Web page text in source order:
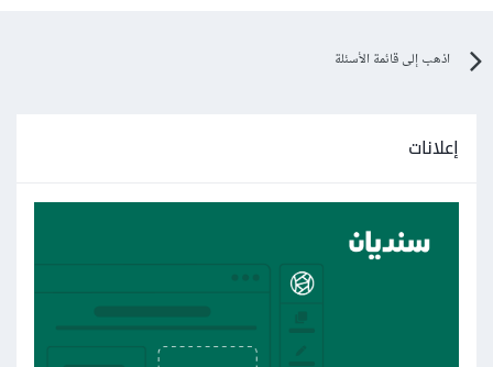
اذهب إلى قائمة الأسئلة
إعلانات